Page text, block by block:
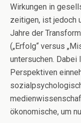
Wirkungen in
zeitigen, ist jedoch
Jahre der
(„Erfolg“ versus
untersuchen.
Perspektiven
ökonomische, um